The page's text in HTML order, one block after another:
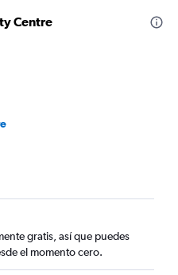
Centre
gratis, así que puedes
el momento cero.